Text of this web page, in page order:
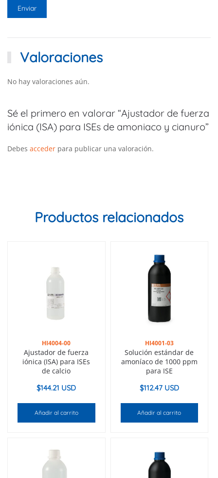
Valoraciones
No hay valoraciones aún.
Sé el primero en valorar “Ajustador de fuerza
iónica (ISA) para ISEs de amoniaco y cianuro”
Debes acceder para publicar una valoración.
Productos relacionados
HI4004-00
Ajustador de fuerza
iónica (ISA) para ISEs
de calcio
$144.21 USD
Añadir al carrito
HI4001-03
Solución estándar de
amoníaco de 1000 ppm
para ISE
$112.47 USD
Añadir al carrito